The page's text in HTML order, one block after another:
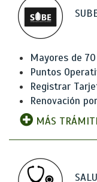
Mayores de
Puntos
Registrar
Renovación
MÁS